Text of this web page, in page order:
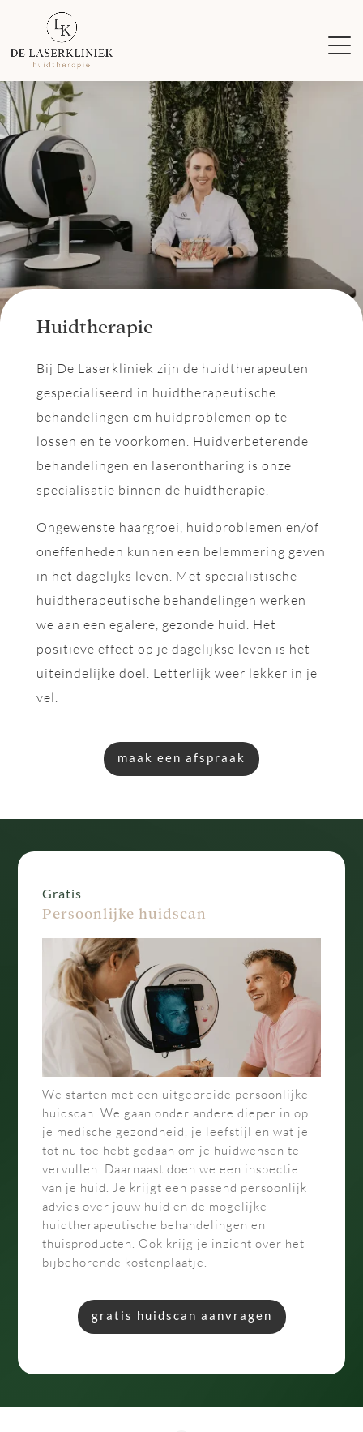
Huidtherapie
Bij De Laserkliniek zijn de huidtherapeuten
gespecialiseerd in huidtherapeutische
behandelingen om huidproblemen op te
lossen en te voorkomen. Huidverbeterende
behandelingen en laserontharing is onze
specialisatie binnen de huidtherapie.
Ongewenste haargroei, huidproblemen en/of
oneffenheden kunnen een belemmering geven
in het dagelijks leven. Met specialistische
huidtherapeutische behandelingen werken
we aan een egalere, gezonde huid. Het
positieve effect op je dagelijkse leven is het
uiteindelijke doel. Letterlijk weer lekker in je
vel.
maak een afspraak
Gratis
Persoonlijke huidscan
We starten met een uitgebreide persoonlijke
huidscan. We gaan onder andere dieper in op
je medische gezondheid, je leefstijl en wat je
tot nu toe hebt gedaan om je huidwensen te
vervullen. Daarnaast doen we een inspectie
van je huid. Je krijgt een passend persoonlijk
advies over jouw huid en de mogelijke
huidtherapeutische behandelingen en
thuisproducten. Ook krijg je inzicht over het
bijbehorende kostenplaatje.
gratis huidscan aanvragen